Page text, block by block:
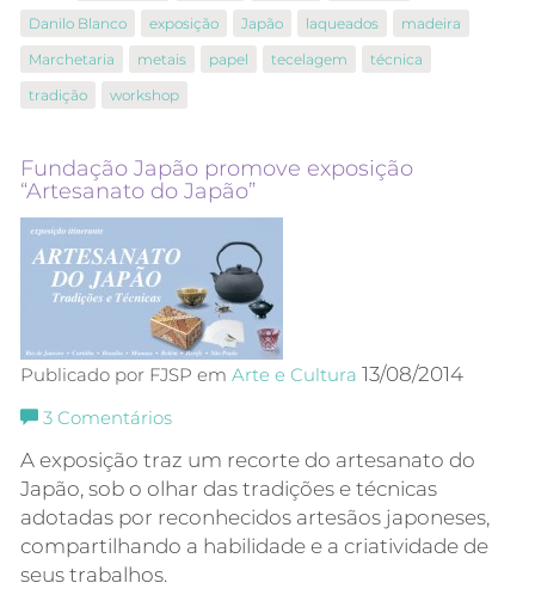
Danilo Blanco
exposição Japão laqueados
madeira
Marchetaria
metais papel tecelagem
técnica
tradição
workshop
Fundação Japão promove exposição
“Artesanato do Japão”
Publicado por FJSP em Arte e Cultura 13/08/2014
3 Comentários
A exposição traz um recorte do artesanato do
Japão, sob o olhar das tradições e técnicas
adotadas por reconhecidos artesãos japoneses,
compartilhando a habilidade e a criatividade de
seus trabalhos.